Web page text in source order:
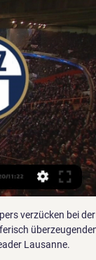
einfachen Regeln und übersichtlichen Tabellen - aber:. Dem SC Wr. Neustadt wurde am 24. 15 Vereine der 2. Liga 2018/19 - bis auf Austria Klagenfurt - erhielten eine Lizenz für die 2. Liga 2019/20. Regionalligen. Lizenz für 2.

Zürich gegen Hamburger im live tv stream Einfach fernsehen vor 40 Minuten — Zürich gegen Hamburger im live tv stream Einfach fernsehen: Live TV mit über 180 TV-Sender | Zattoo 11/01/2024 Sport-TV vor 19 Stunden ...

Zürich gegen Hamburger SV im live tv stream vor 31 Minuten — Zürich gegen Hamburger SV im live tv stream Hamburger SV 11 Januar 2024 Sport 01.12.2023 — Derby-Zeit in Hamburg!

Hallescher FC vs Eintracht Braunschweig ID: 539709, START TIME: 06-03-2020 8:00 PM 1x2. Hallescher FC 2.53 Draw 3.16 Eintracht Braunschweig 2.52. Double Chance. Hallescher FC Or Eintracht Braunschweig 1.28.

Fußball live | Freundschaftsspiel | FC Zürich - Hamburger SV vor 3 Stunden — FC Zürich - Hamburger SV. Live. FC Zürich · FC Zürich. Do, 11.01.2024 13 TV. Keine Übertragungen. HD-TV. Keine Übertragungen. Internet ...

Der BVB scheint sich mit dem Status des ewigen Zweiten arrangiert zu haben. Das 0:4 gegen Hoffenheim ist ein Abschluss, der vieles offenlegt.

1803 wurde im Pfalz-Bayern das Hofgericht München als Berufungsgericht für den Bereich des Rentamtes München eingerichtet. Durch das Organische Edikt über die Gerichtsverfassung vom 24. Juli 1808, Teil III wurde es in ein bayerisches Appellationsgericht für den Isarkreis umgewandelt. Die Appellationsgerichte urteilten in Senaten mit jeweils fünf Mitgliedern. 1826 wurde das.

Er trifft und trifft und trifft. Erst in der Liga, dann im Pokal, jetzt in der Champions League. Borussia Dortmund hat eine neue Attraktion: Erling Braut Haaland.

Leipzig steht im Halbfinale der Champions League. Nun wartet mit Paris Saint-Germain ein Gegner, der nach Erfolg giert. WDR Event übeträgt die Partie live ab 20.55 Uhr.

Bayer Leverkusen x Borussia Dortmund - 08.02.20 spiel ⚽ Fußball live Fußball live ⚽ Prognosen Ergebnisselive ⚽ Spiel Details Statistik ⚽ alle aktuellen Informationen über das Spiel beobachten Ergebnisse Online ⊕ azscore.de

Während der heftigen Gewitter vom Freitagabend sind im Bezirk Leibnitz zwei Brände ausgebrochen. Blitzschläge hatten ein Wirtschaftsgebäude in.

Heute (17-02-2019) um 14:30 werden wir wieder das Spiel von Eintracht Frankfurt und Borussia Mönchengladbach kommentieren.Bevor das Spiel anfängt wollten wir mit